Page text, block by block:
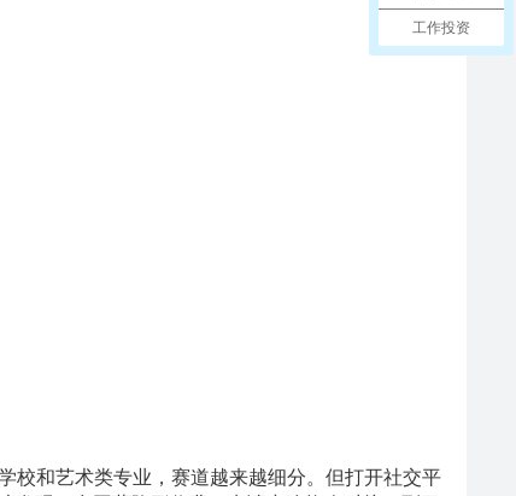
校和艺术类专业，赛道越来越细分。但打开社交平
工作投资